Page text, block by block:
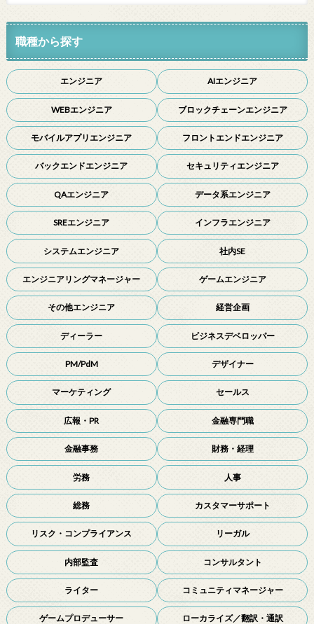
職種から探す
エンジニア AIエンジニア
WEBエンジニア ブロックチェーンエンジニア
モバイルアプリエンジニア フロントエンドエンジニア
バックエンドエンジニア セキュリティエンジニア
QAエンジニア データ系エンジニア
SREエンジニア インフラエンジニア
システムエンジニア 社内SE
エンジニアリングマネージャー ゲームエンジニア
その他エンジニア 経営企画
ディーラー ビジネスデベロッパー
PM/PdM デザイナー
マーケティング セールス
広報・PR 金融専門職
金融事務 財務・経理
労務 人事
総務 カスタマーサポート
リスク・コンプライアンス リーガル
内部監査 コンサルタント
ライター コミュニティマネージャー
ゲームプロデューサー ローカライズ／翻訳・通訳